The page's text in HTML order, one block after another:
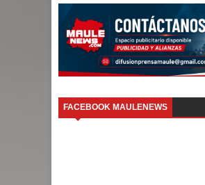
FACEBOOK MAULENEWS